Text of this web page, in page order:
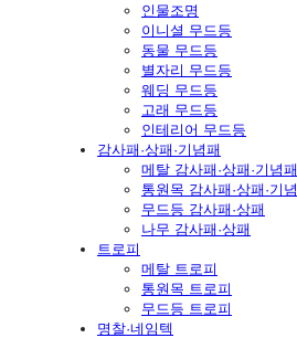
인물조명
이니셜 무드등
동물 무드등
별자리 무드등
웨딩 무드등
고래 무드등
인테리어 무드등
감사패·상패·기념패
메탈 감사패·상패·기념패
통원목 감사패·상패·기
무드등 감사패·상패
나무 감사패·상패
트로피
메탈 트로피
통원목 트로피
무드등 트로피
명찰·네임텍